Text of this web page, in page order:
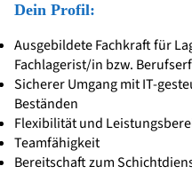
Dein Profil:
Ausgebildete Fachkraft für
Fachlagerist/in bzw.
Sicherer Umgang mit IT-
Beständen
Flexibilität und
Teamfähigkeit
Bereitschaft zum